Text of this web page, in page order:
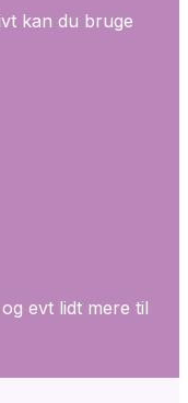
kan du bruge
og evt lidt mere til